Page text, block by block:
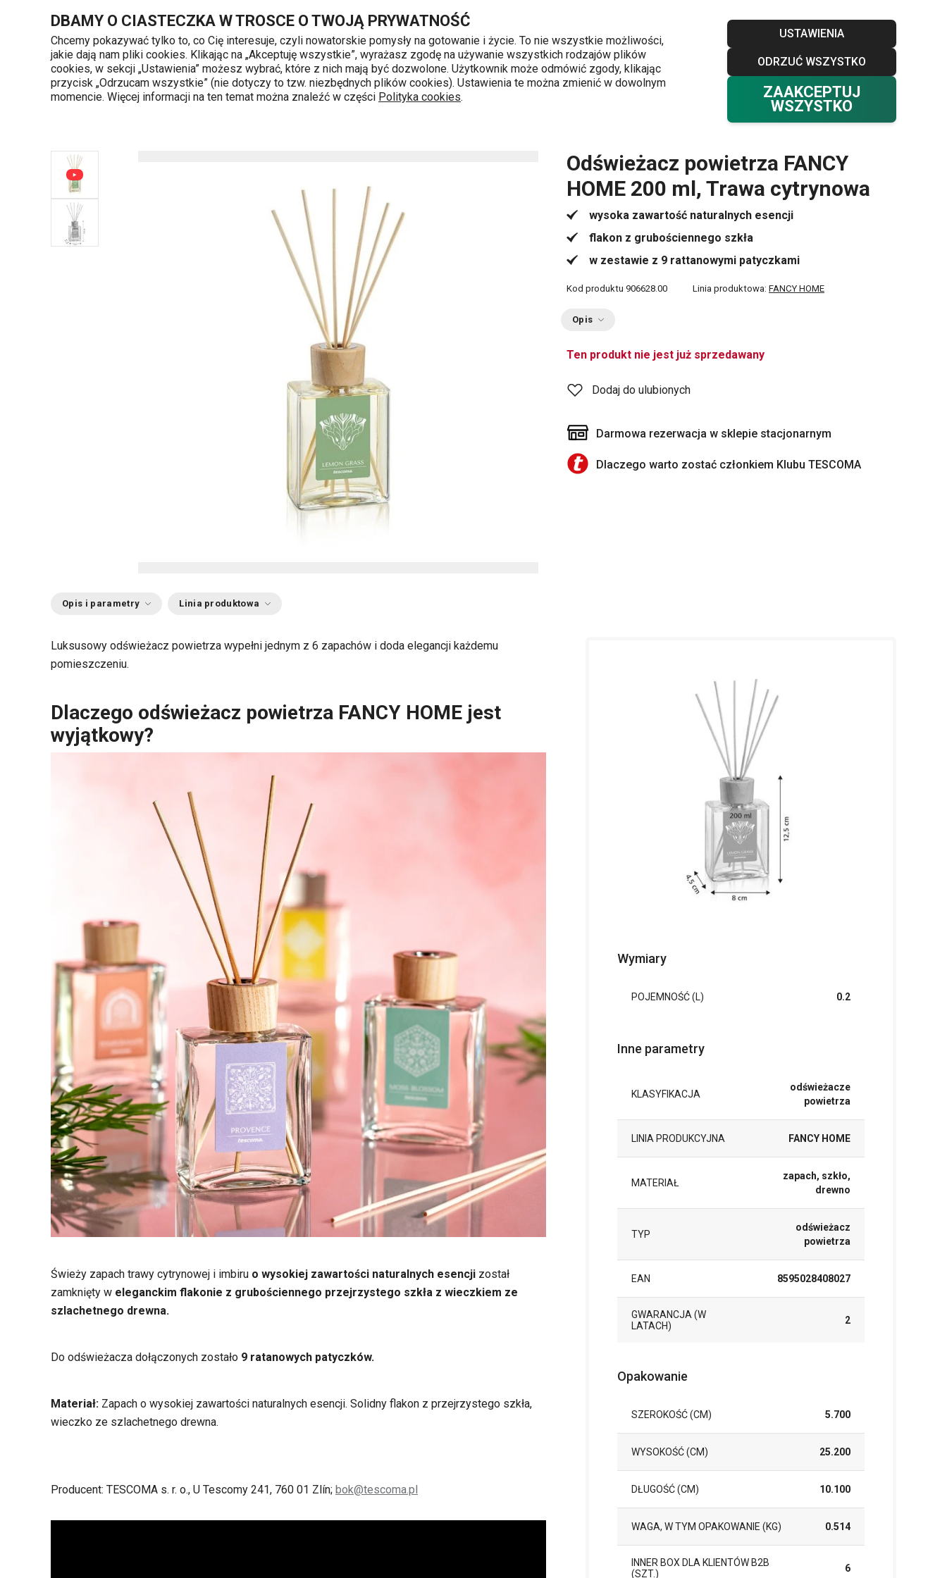
DBAMY O CIASTECZKA W TROSCE O TWOJĄ PRYWATNOŚĆ
Chcemy pokazywać tylko to, co Cię interesuje, czyli nowatorskie pomysły na gotowanie i życie. To nie wszystkie możliwości,
jakie dają nam pliki cookies. Klikając na „Akceptuję wszystkie”, wyrażasz zgodę na używanie wszystkich rodzajów plików
cookies, w sekcji „Ustawienia” możesz wybrać, które z nich mają być dozwolone. Użytkownik może odmówić zgody, klikając
przycisk „Odrzucam wszystkie” (nie dotyczy to tzw. niezbędnych plików cookies). Ustawienia te można zmienić w dowolnym
momencie. Więcej informacji na ten temat można znaleźć w części Polityka cookies.
USTAWIENIA
ODRZUĆ WSZYSTKO
ZAAKCEPTUJ
WSZYSTKO
Przejdź do głównej zawartości
Przejdź do wyszukiwania
Przejdź do nawigacji
Blog Klub TESCOMA Kontakt
Kategorie produktów 720 809 700
Poniedziałek - piątek od 8 do 16
Ulubione Zaloguj się
0 Twój koszyk
0,00 zł
Odświeżacz powietrza FANCY
HOME 200 ml, Trawa cytrynowa
wysoka zawartość naturalnych esencji
flakon z grubościennego szkła
w zestawie z 9 rattanowymi patyczkami
Kod produktu 906628.00 Linia produktowa: FANCY HOME
Opis
Ten produkt nie jest już sprzedawany
Dodaj do ulubionych
Darmowa rezerwacja w sklepie stacjonarnym
Dlaczego warto zostać członkiem Klubu TESCOMA
Opis i parametry Linia produktowa
Luksusowy odświeżacz powietrza wypełni jednym z 6 zapachów i doda elegancji każdemu
pomieszczeniu.
Dlaczego odświeżacz powietrza FANCY HOME jest
wyjątkowy?
Świeży zapach trawy cytrynowej i imbiru o wysokiej zawartości naturalnych esencji został
zamknięty w eleganckim flakonie z grubościennego przejrzystego szkła z wieczkiem ze
szlachetnego drewna.
Do odświeżacza dołączonych zostało 9 ratanowych patyczków.
Materiał: Zapach o wysokiej zawartości naturalnych esencji. Solidny flakon z przejrzystego szkła,
wieczko ze szlachetnego drewna.
Producent: TESCOMA s. r. o., U Tescomy 241, 760 01 Zlín; bok@tescoma.pl
Wymiary
POJEMNOŚĆ (L) 0.2
Inne parametry
KLASYFIKACJA
odświeżacze
powietrza
LINIA PRODUKCYJNA FANCY HOME
MATERIAŁ
zapach, szkło,
drewno
TYP
odświeżacz
powietrza
EAN 8595028408027
GWARANCJA (W
LATACH)
2
Opakowanie
SZEROKOŚĆ (CM) 5.700
WYSOKOŚĆ (CM) 25.200
DŁUGOŚĆ (CM) 10.100
WAGA, W TYM OPAKOWANIE (KG) 0.514
INNER BOX DLA KLIENTÓW B2B
(SZT.)
6